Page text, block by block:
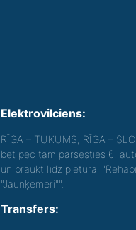
Elektrovilciens:
RĪGA – TUKUMS, RĪGA –
bet pēc tam pārsēsties 6.
un braukt līdz pieturai
"Jaunķemeri"".
Transfers: